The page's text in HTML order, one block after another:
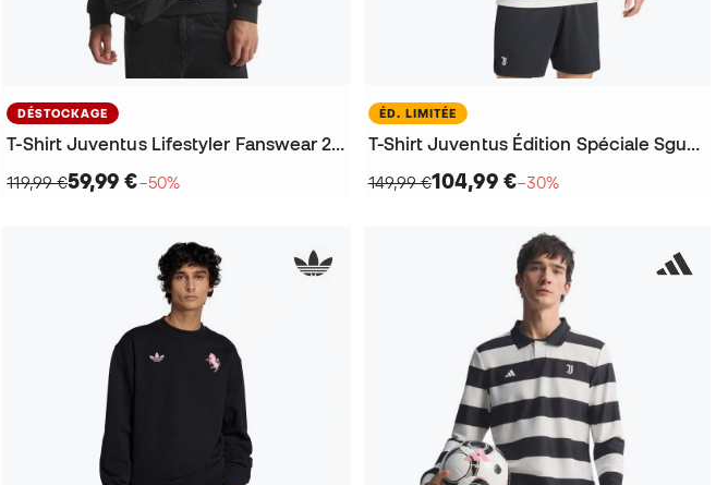
DÉSTOCKAGE
T-Shirt Juventus Lifestyler Fanswear 2025-2026
119,99 €59,99 €−50%
ÉD. LIMITÉE
T-Shirt Juventus Édition Spéciale Sgura 2025-2026
149,99 €104,99 €−30%